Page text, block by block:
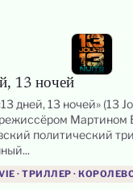
13 ночей
дней, 13 ночей» (13
Мартином
политический
· ТРИЛЛЕР ·